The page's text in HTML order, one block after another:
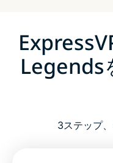
Legends
3ステップ